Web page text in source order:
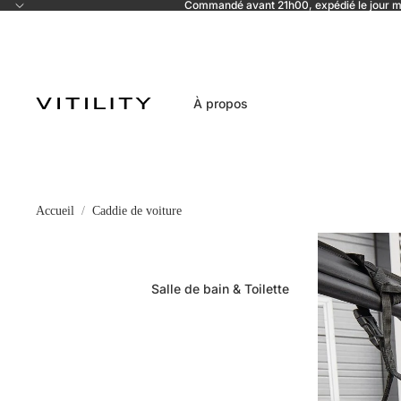
Commandé avant 21h00, expédié le jour
À propos
Salle de bain & Toilette
Accueil Caddie de voiture